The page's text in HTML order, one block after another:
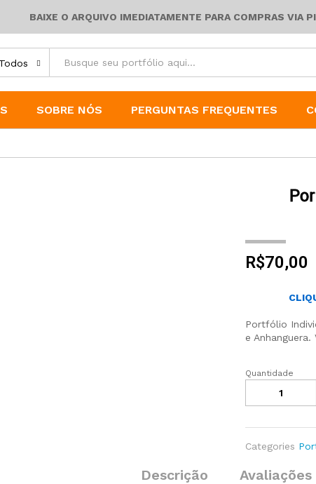
BAIXE O ARQUIVO IMEDIATAMENTE PARA COMPRAS VIA
Todos
SOBRE NÓS PERGUNTAS FREQUENTES
R$70,00
Portfólio
e
Quantidade
Categories
Descrição Avaliações